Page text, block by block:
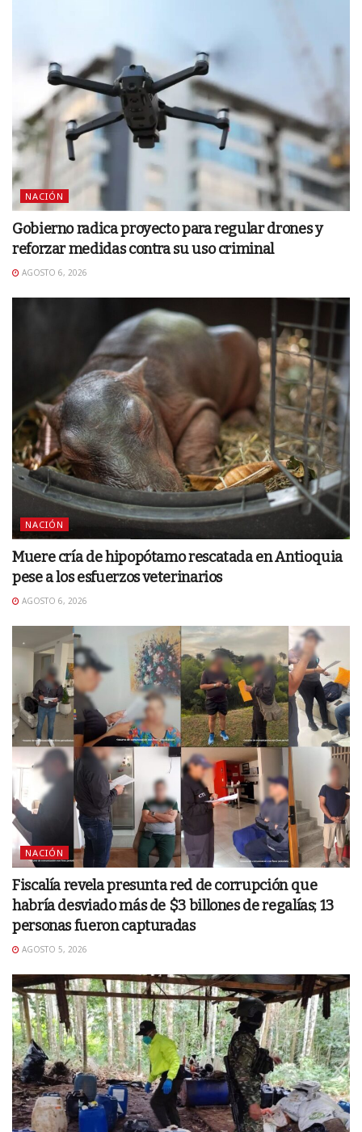
NACIÓN
Gobierno radica proyecto para regular drones y
reforzar medidas contra su uso criminal
AGOSTO 6, 2026
NACIÓN
Muere cría de hipopótamo rescatada en Antioquia
pese a los esfuerzos veterinarios
AGOSTO 6, 2026
NACIÓN
Fiscalía revela presunta red de corrupción que
habría desviado más de $3 billones de regalías; 13
personas fueron capturadas
AGOSTO 5, 2026